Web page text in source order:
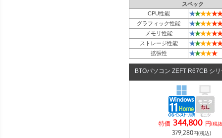
スペック
CPU性能
★★★★★★
グラフィック性能 ★★★★★★
メモリ性能 ★★★★★★
ストレージ性能 ★★★★★★
拡張性 ★★★★★
BTOパソコン ZEFT R67CB シ
特価 344,800 円(税
379,280円(税込)